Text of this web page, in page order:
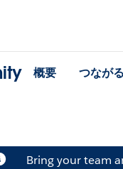
概要 つなが
Bring your team